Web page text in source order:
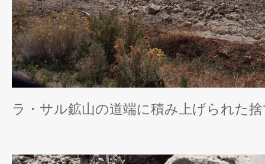
ラ・サル鉱山の道端に積み上げられた